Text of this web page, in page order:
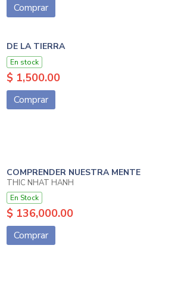
Comprar
DE LA TIERRA
En stock
$ 1,500.00
Comprar
COMPRENDER NUESTRA MENTE
THIC NHAT HANH
En Stock
$ 136,000.00
Comprar